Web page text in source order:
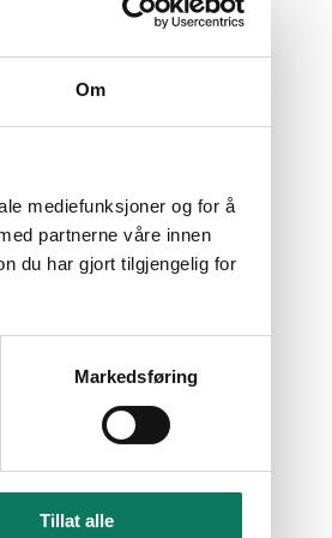
Om
mediefunksjoner og for å
partnerne våre innen
du har gjort tilgjengelig for
Markedsføring
Tillat alle
i regi av
tidligere år.
til 18
jaktfalk